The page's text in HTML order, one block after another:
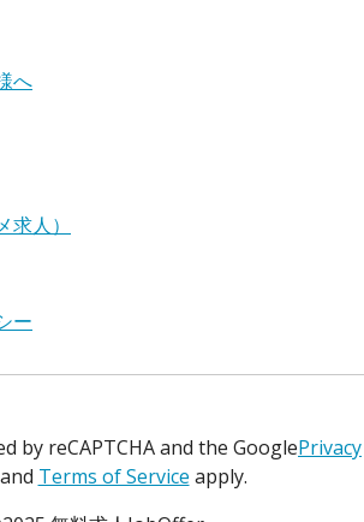
へ
人）
ー
by reCAPTCHA and the GooglePrivacy
Terms of Service apply.